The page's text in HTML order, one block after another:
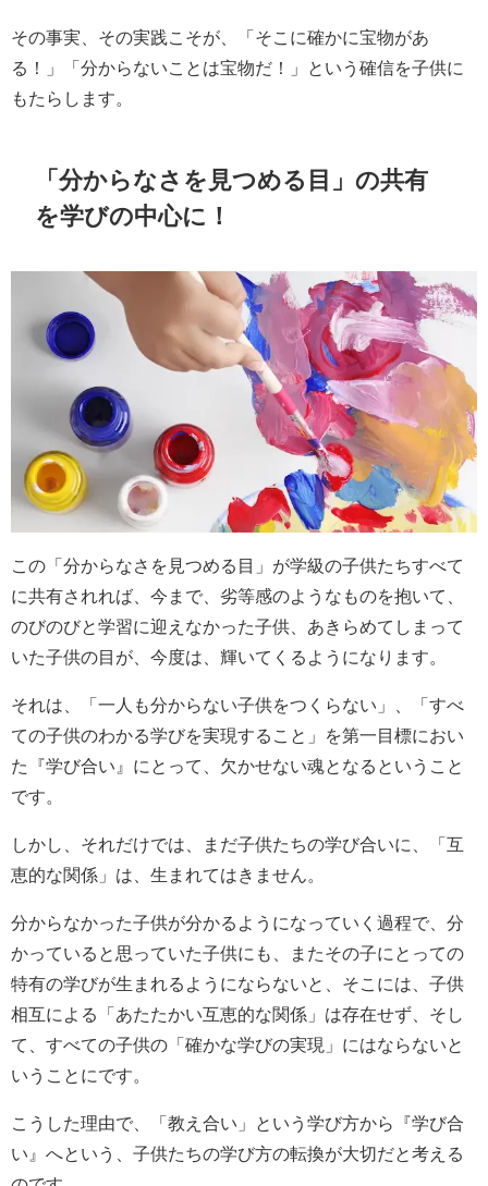
その事実、その実践こそが、「そこに確かに宝物があ
る！」「分からないことは宝物だ！」という確信を子供に
もたらします。
「分からなさを見つめる目」の共有
を学びの中心に！
この「分からなさを見つめる目」が学級の子供たちすべて
に共有されれば、今まで、劣等感のようなものを抱いて、
のびのびと学習に迎えなかった子供、あきらめてしまって
いた子供の目が、今度は、輝いてくるようになります。
それは、「一人も分からない子供をつくらない」、「すべ
ての子供のわかる学びを実現すること」を第一目標におい
た『学び合い』にとって、欠かせない魂となるということ
です。
しかし、それだけでは、まだ子供たちの学び合いに、「互
恵的な関係」は、生まれてはきません。
分からなかった子供が分かるようになっていく過程で、分
かっていると思っていた子供にも、またその子にとっての
特有の学びが生まれるようにならないと、そこには、子供
相互による「あたたかい互恵的な関係」は存在せず、そし
て、すべての子供の「確かな学びの実現」にはならないと
いうことにです。
こうした理由で、「教え合い」という学び方から『学び合
い』へという、子供たちの学び方の転換が大切だと考える